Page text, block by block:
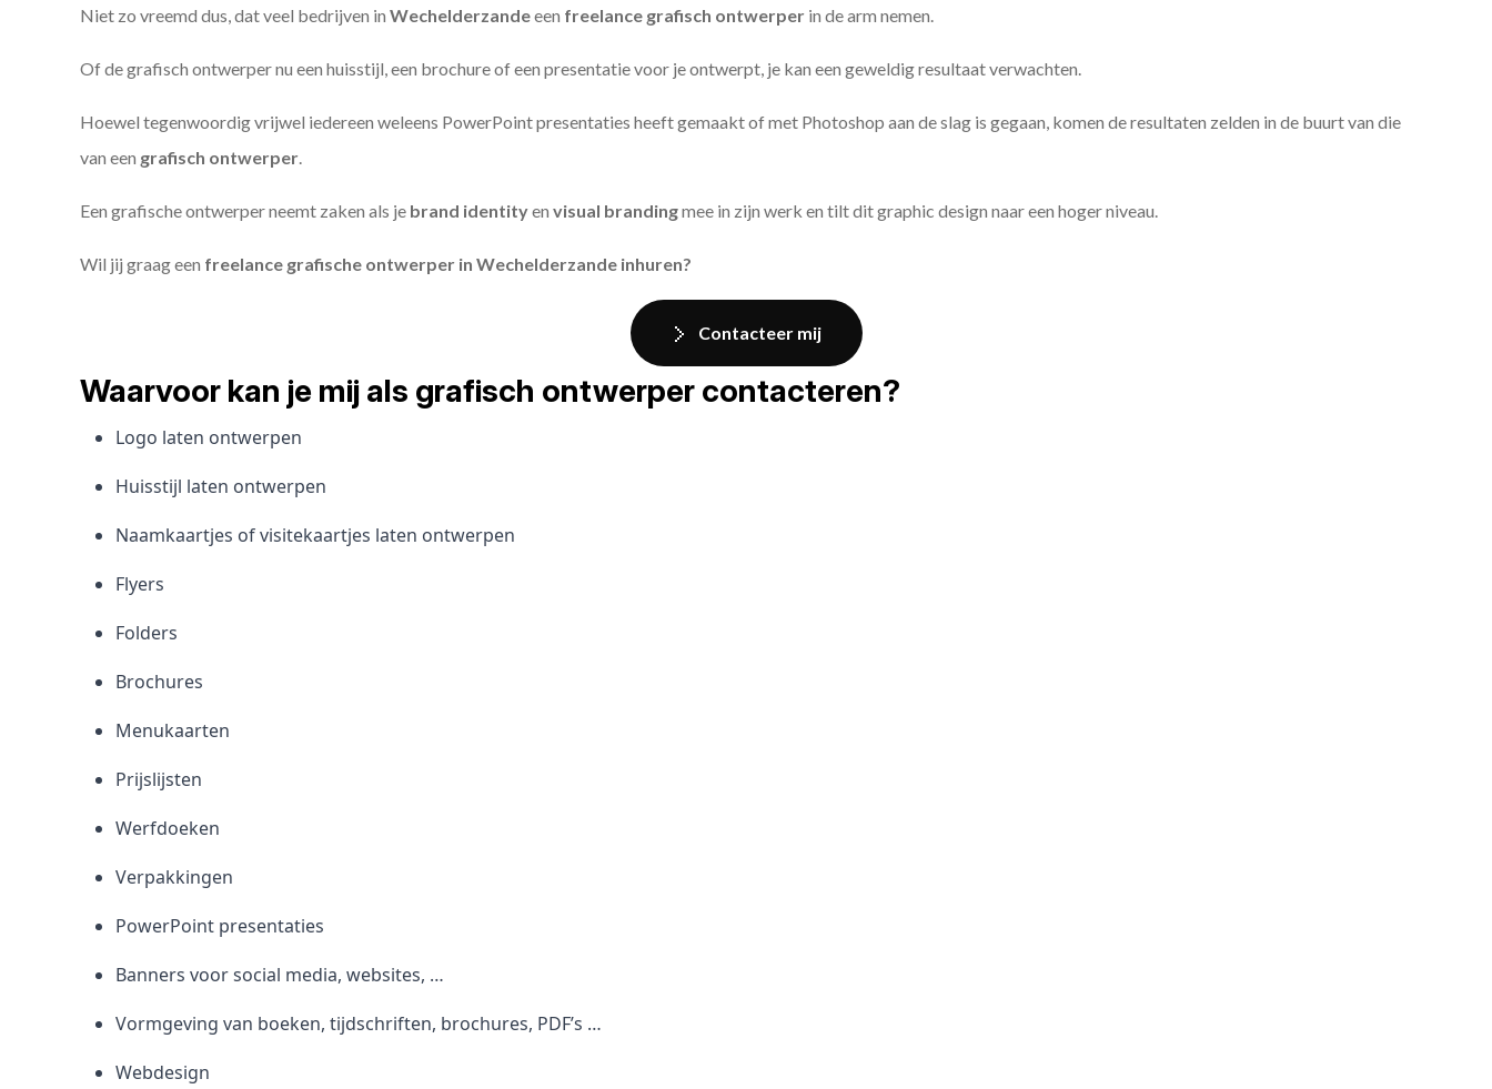
Niet zo vreemd dus, dat veel bedrijven in Wechelderzandeeen freelance grafisch ontwerper in de arm nemen.
Of de grafisch ontwerper nu een huisstijl, een brochure of een presentatie voor je ontwerpt, je kan een geweldig resultaat verwachten.
Hoewel tegenwoordig vrijwel iedereen weleens PowerPoint presentaties heeft gemaakt of met Photoshop aan de slag is gegaan, komen de resultaten zelden in de buurt van die
van een grafisch ontwerper.
Een grafische ontwerper neemt zaken als je brand identityen visual brandingmee in zijn werk en tilt dit graphic design naar een hoger niveau.
Wil jij graag een freelance grafische ontwerper in Wechelderzande inhuren?
Contacteer mij
Waarvoor kan je mij als grafisch ontwerper contacteren?
Logo laten ontwerpen
Huisstijl laten ontwerpen
Naamkaartjes of visitekaartjes laten ontwerpen
Flyers
Folders
Brochures
Menukaarten
Prijslijsten
Werfdoeken
Verpakkingen
PowerPoint presentaties
Banners voor social media, websites, …
Vormgeving van boeken, tijdschriften, brochures, PDF’s …
Webdesign